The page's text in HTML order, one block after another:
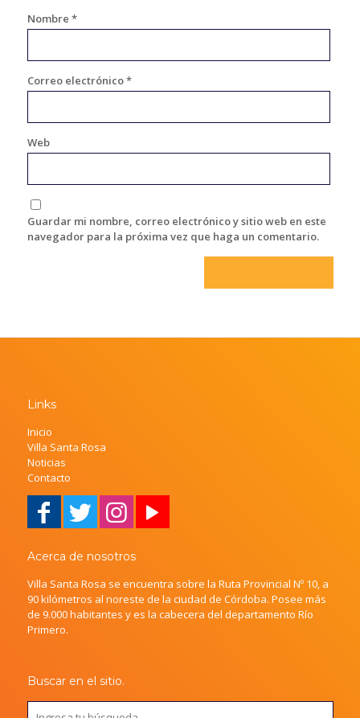
Nombre *
Correo electrónico*
Web
Guardar mi nombre, correo electrónico y sitio web en este
navegador para la próxima vez que haga un comentario.
Links
Inicio
Villa Santa Rosa
Noticias
Contacto
Acerca de nosotros
Villa Santa Rosa se encuentra sobre la Ruta Provincial Nº 10, a
90 kilómetros al noreste de la ciudad de Córdoba. Posee más
de 9.000 habitantes y es la cabecera del departamento Río
Primero.
Buscar en el sitio.